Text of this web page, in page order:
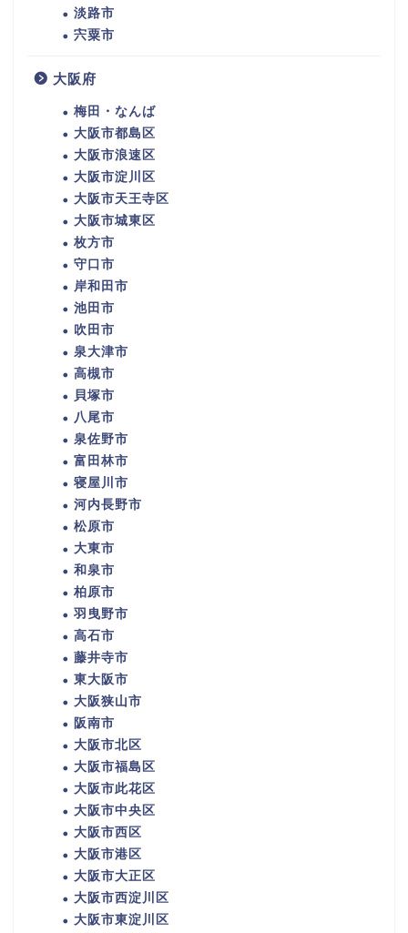
淡路市
宍粟市
大阪府
梅田・なんば
大阪市都島区
大阪市浪速区
大阪市淀川区
大阪市天王寺区
大阪市城東区
枚方市
守口市
岸和田市
池田市
吹田市
泉大津市
高槻市
貝塚市
八尾市
泉佐野市
富田林市
寝屋川市
河内長野市
松原市
大東市
和泉市
柏原市
羽曳野市
高石市
藤井寺市
東大阪市
大阪狭山市
阪南市
大阪市北区
大阪市福島区
大阪市此花区
大阪市中央区
大阪市西区
大阪市港区
大阪市大正区
大阪市西淀川区
大阪市東淀川区